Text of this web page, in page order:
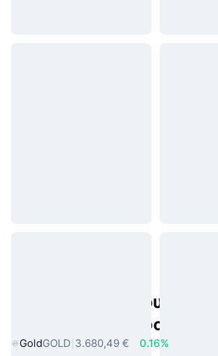
Δημοφιλή περιουσιακά
πραγματικού κόσμου
GoldGOLD 3.680,49 € 0.16%